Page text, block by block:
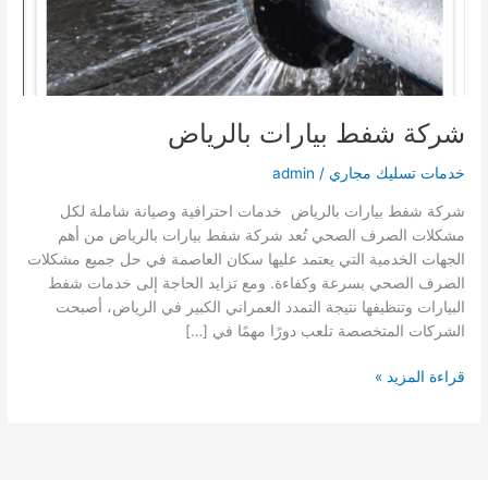
شركة شفط بيارات بالرياض
خدمات تسليك مجاري /
admin
شركة شفط بيارات بالرياض خدمات احترافية وصيانة شاملة لكل
مشكلات الصرف الصحي تُعد شركة شفط بيارات بالرياض من أهم
الجهات الخدمية التي يعتمد عليها سكان العاصمة في حل جميع مشكلات
الصرف الصحي بسرعة وكفاءة. ومع تزايد الحاجة إلى خدمات شفط
البيارات وتنظيفها نتيجة التمدد العمراني الكبير في الرياض، أصبحت
الشركات المتخصصة تلعب دورًا مهمًا في […]
شركة
قراءة المزيد »